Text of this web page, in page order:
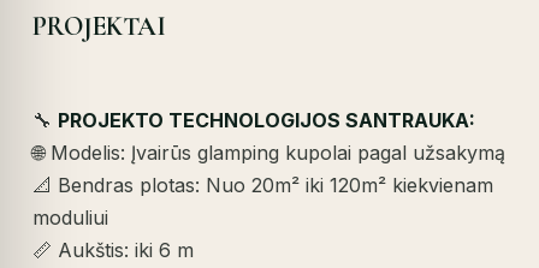
PROJEKTAI
🔧 PROJEKTO TECHNOLOGIJOS SANTRAUKA:
🌐 Modelis: Įvairūs glamping kupolai pagal užsakymą
📐 Bendras plotas: Nuo 20m² iki 120m² kiekvienam
moduliui
📏 Aukštis: iki 6 m